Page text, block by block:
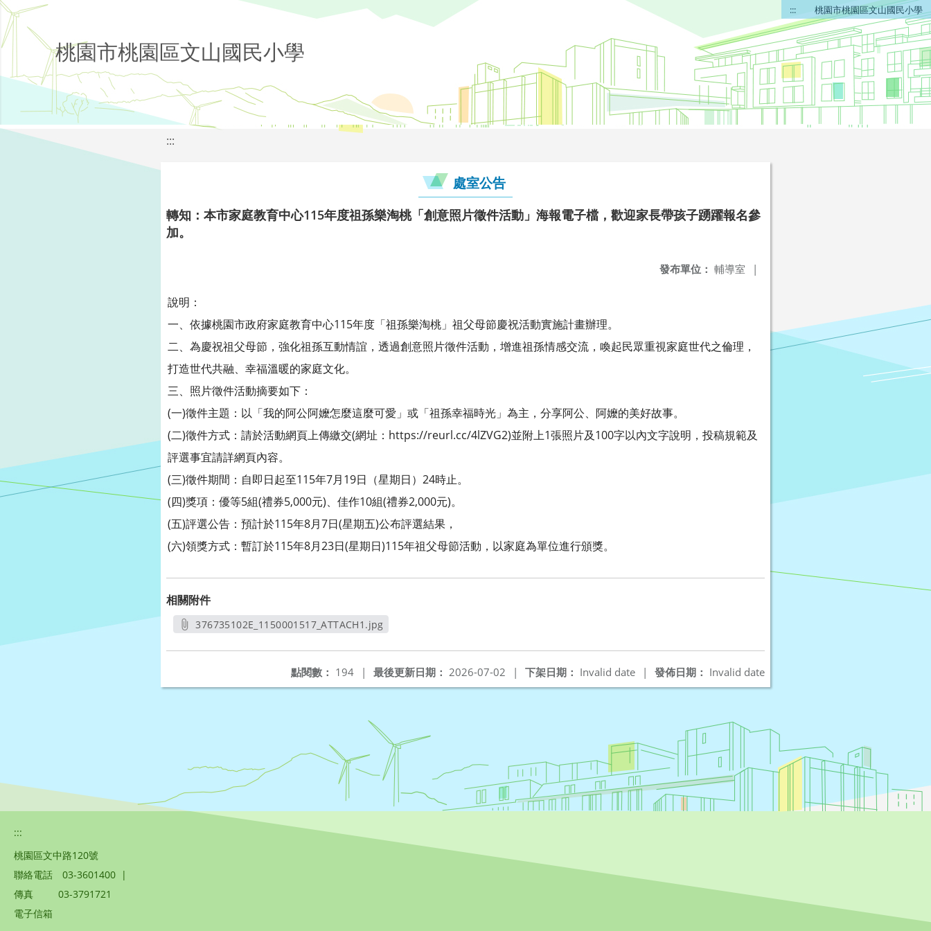
::: 桃園市桃園區文山國民小學
桃園市桃園區文山國民小學
:::
處室公告
轉知：本市家庭教育中心115年度祖孫樂淘桃「創意照片徵件活動」海報電子檔，歡迎家長帶孩子踴躍報名參
加。
發布單位： 輔導室 |
說明：
一、依據桃園市政府家庭教育中心115年度「祖孫樂淘桃」祖父母節慶祝活動實施計畫辦理。
二、為慶祝祖父母節，強化祖孫互動情誼，透過創意照片徵件活動，增進祖孫情感交流，喚起民眾重視家庭世代之倫理，
打造世代共融、幸福溫暖的家庭文化。
三、照片徵件活動摘要如下：
(一)徵件主題：以「我的阿公阿嬤怎麼這麼可愛」或「祖孫幸福時光」為主，分享阿公、阿嬤的美好故事。
(二)徵件方式：請於活動網頁上傳繳交(網址：https://reurl.cc/4lZVG2)並附上1張照片及100字以內文字說明，投稿規範及
評選事宜請詳網頁內容。
(三)徵件期間：自即日起至115年7月19日（星期日）24時止。
(四)獎項：優等5組(禮券5,000元)、佳作10組(禮券2,000元)。
(五)評選公告：預計於115年8月7日(星期五)公布評選結果，
(六)領獎方式：暫訂於115年8月23日(星期日)115年祖父母節活動，以家庭為單位進行頒獎。
相關附件
376735102E_1150001517_ATTACH1.jpg
發佈日期： Invalid date
下架日期： Invalid date |
最後更新日期： 2026-07-02 |
點閱數： 194 |
:::
桃園區文中路120號
聯絡電話
03-3601400 |
傳真
03-3791721
電子信箱